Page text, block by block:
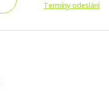
Termíny odeslání